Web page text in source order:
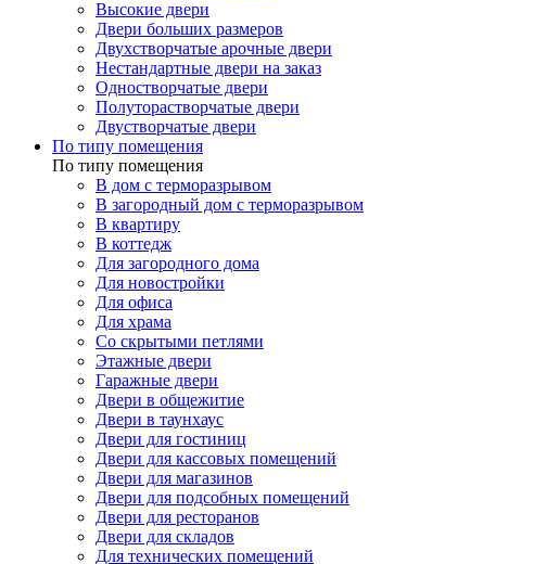
Высокие двери
Двери больших размеров
Двухстворчатые арочные двери
Нестандартные двери на заказ
Одностворчатые двери
Полуторастворчатые двери
Двустворчатые двери
По типу помещения
По типу помещения
В дом с терморазрывом
В загородный дом с терморазрывом
В квартиру
В коттедж
Для загородного дома
Для новостройки
Для офиса
Для храма
Со скрытыми петлями
Этажные двери
Гаражные двери
Двери в общежитие
Двери в таунхаус
Двери для гостиниц
Двери для кассовых помещений
Двери для магазинов
Двери для подсобных помещений
Двери для ресторанов
Двери для складов
Для технических помещений